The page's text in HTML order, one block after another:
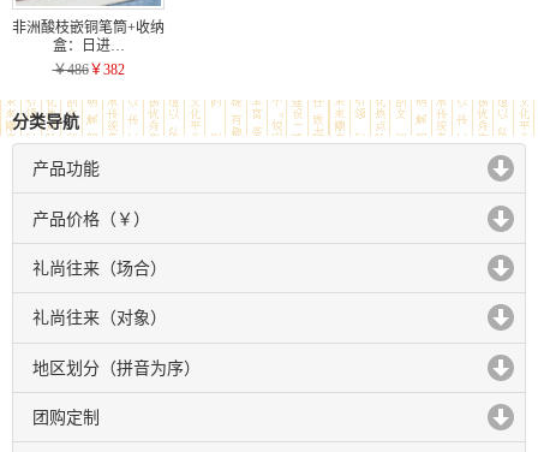
非洲酸枝嵌铜笔筒+收纳
盒：日进…
￥486￥382
分类导航
产品功能
click to expand contents
产品价格（￥）
click to expand contents
礼尚往来（场合）
click to expand contents
礼尚往来（对象）
click to expand contents
地区划分（拼音为序）
click to expand contents
团购定制
click to expand contents